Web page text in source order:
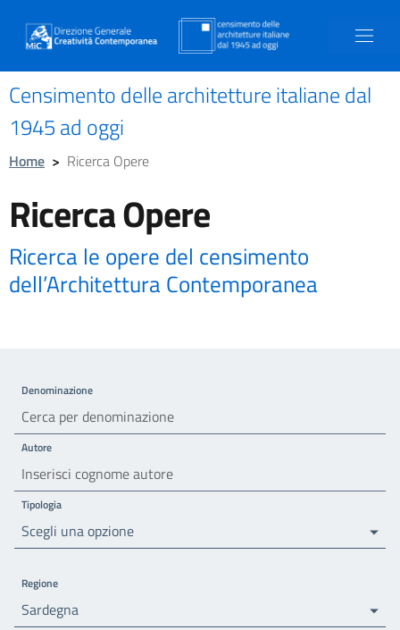
Censimento delle architetture italiane dal
1945 ad oggi
Home > Ricerca Opere
Ricerca Opere
Ricerca le opere del censimento
dell’Architettura Contemporanea
Denominazione
Autore
Tipologia
Scegli una opzione
Regione
Sardegna